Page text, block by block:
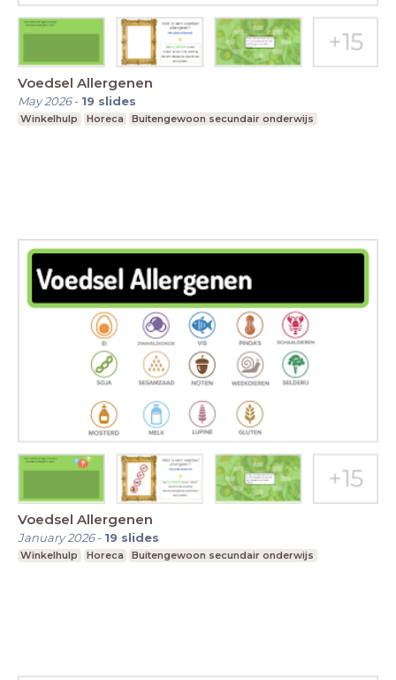
Voedsel Allergenen
May 2026- 19 slides
Winkelhulp Horeca Buitengewoon secundair onderwijs
Voedsel Allergenen
January 2026- 19 slides
Winkelhulp Horeca Buitengewoon secundair onderwijs